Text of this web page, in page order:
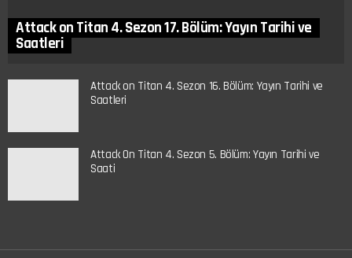
Attack on Titan 4. Sezon 17. Bölüm: Yayın Tarihi ve
Saatleri
Attack on Titan 4. Sezon 16. Bölüm: Yayın Tarihi ve
Saatleri
Attack On Titan 4. Sezon 5. Bölüm: Yayın Tarihi ve
Saati